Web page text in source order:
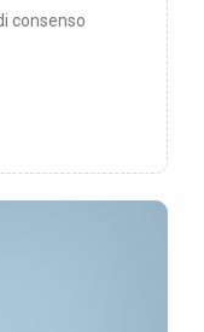
consenso